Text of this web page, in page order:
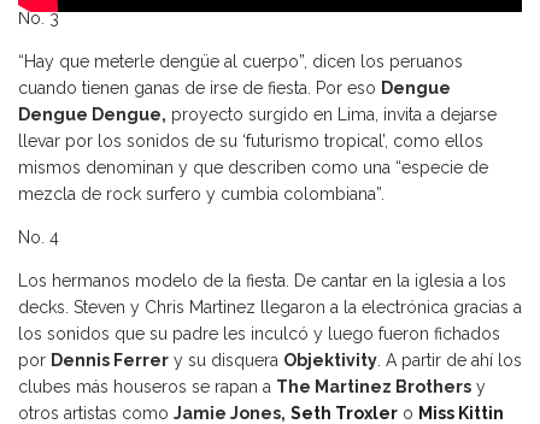
No. 3
“Hay que meterle dengüe al cuerpo”, dicen los peruanos
cuando tienen ganas de irse de fiesta. Por eso Dengue
Dengue Dengue, proyecto surgido en Lima, invita a dejarse
llevar por los sonidos de su ‘futurismo tropical’, como ellos
mismos denominan y que describen como una “especie de
mezcla de rock surfero y cumbia colombiana”.
No. 4
Los hermanos modelo de la fiesta. De cantar en la iglesia a los
decks. Steven y Chris Martinez llegaron a la electrónica gracias a
los sonidos que su padre les inculcó y luego fueron fichados
por Dennis Ferrer y su disquera Objektivity . A partir de ahí los
clubes más houseros se rapan a The Martinez Brothers y
otros artistas como Jamie Jones, Seth Troxler o Miss Kittin